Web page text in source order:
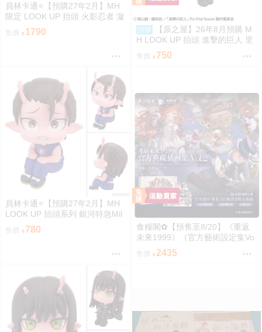
員林卡通⭐️【預購27年2月】MH
限定 LOOK UP 抬頭 火影忍者 漩
渦鳴人 自來也 套組附特典 0813
1790 預購
【原之屋】26年8月預購 M
H LOOK UP 抬頭 進擊的巨人 里
維 掃除Ver 0211 0312
750
員林卡通⭐️【預購27年2月】MH
LOOK UP 抬頭系列 銀河特急Mil
ky☆Subway 鐵多 0813
售價 780
食糧閣✿【預售至8/20】《重返
未來1999》（官方藝術設定集Vo
l.2_典藏版&全套角色印象壓克力
擺件）重返未来1999／預售特典
售價 2435